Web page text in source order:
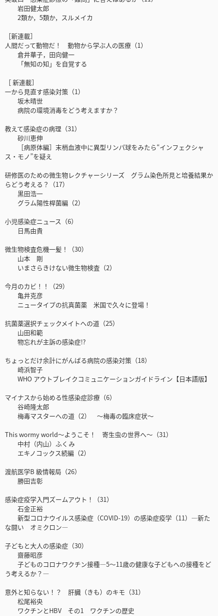
岩田健太郎
2類か，5類か，スルメイカ
［新連載］
人間だって動物だ！ 動物から学ぶ人の医療（1）
倉井華子，田向健一
「無知の知」を自覚する
［ 新連載］
一から見直す感染対策（1）
坂木晴世
病院の環境消毒をどう考えますか？
教えて感染症の病理（31）
砂川恵伸
［病原体編］末梢血液中に異型リンパ球をみたら“インフェクシャ
ス・モノ”を疑え
研修医のための微生物レクチャーシリーズ グラム染色所見と培養結果か
らどう考える？（17）
黒田浩一
グラム陽性桿菌編（2）
小児感染症ニュース（6）
日馬由貴
微生物検査危機一髪！（30）
山本 剛
いまさらきけない微生物検査（2）
今月のカビ！！（29）
亀井克彦
ニュータイプの抗真菌薬 米国で久々に登場！
抗菌薬選択チェックメイトへの道（25）
山田和範
物忘れが主訴の感染症!?
ちょっとだけ余計にがんばる病院の感染対策（18）
崎浜智子
WHO アウトブレイクコミュニケーションガイドライン【日本語版】
マイナスから始める性感染症診療（6）
谷崎隆太郎
梅毒マスターへの道（2） ～梅毒の臨床症状～
This wormy world～ようこそ！ 寄生虫の世界へ～（31）
中村（内山）ふくみ
エキノコックス続編（2）
渡航医学B 級情報局（26）
勝田吉彰
感染症疫学入門ズームアウト！（31）
石金正裕
新型コロナウイルス感染症（COVID-19）の感染症疫学（11）―新た
な闘い オミクロン―
子どもと大人の感染症（30）
齋藤昭彦
子どものコロナワクチン接種―5～11歳の健康な子どもへの接種をど
う考えるか？―
意外と知らない！？ 肝臓（きも）のキモ（31）
松尾裕央
ワクチンとHBV その1 ワクチンの歴史